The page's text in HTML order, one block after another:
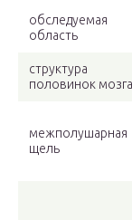
обследуемая
область
структура
половинок мозга
межполушарная
щель